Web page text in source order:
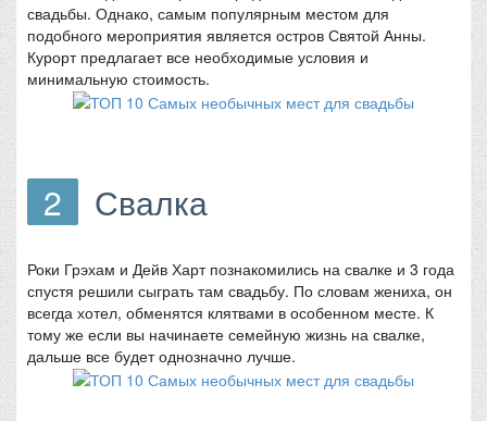
свадьбы. Однако, самым популярным местом для
подобного мероприятия является остров Святой Анны.
Курорт предлагает все необходимые условия и
минимальную стоимость.
2 Свалка
Роки Грэхам и Дейв Харт познакомились на свалке и 3 года
спустя решили сыграть там свадьбу. По словам жениха, он
всегда хотел, обменятся клятвами в особенном месте. К
тому же если вы начинаете семейную жизнь на свалке,
дальше все будет однозначно лучше.